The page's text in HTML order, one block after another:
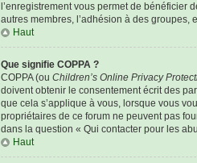
l’enregistrement vous permet de bénéficier
autres membres, l’adhésion à des groupes,
Haut
Que signifie COPPA ?
COPPA (ou Children’s Online Privacy
doivent obtenir le consentement écrit des
que cela s’applique à vous, lorsque vous
propriétaires de ce forum ne peuvent pas
dans la question « Qui contacter pour les
Haut